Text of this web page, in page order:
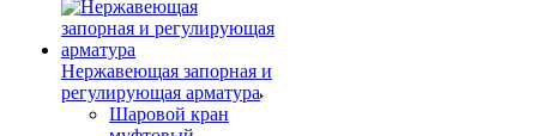
Нержавеющая запорная и
регулирующая арматура
Шаровой кран